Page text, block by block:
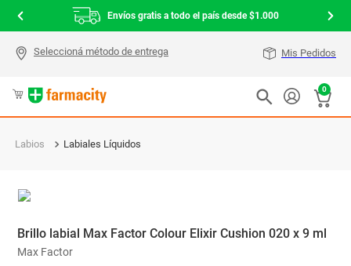
Envíos gratis a todo el país desde $1.000
Mis Pedidos
0
Labios Labiales Líquidos
Brillo labial Max Factor Colour Elixir Cushion 020 x 9 ml
Max Factor